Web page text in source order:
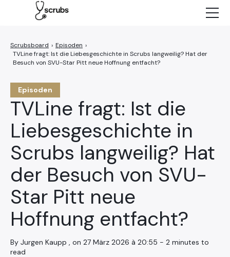
Episoden
TVLine fragt: Ist die
Liebesgeschichte in
Scrubs langweilig? Hat
der Besuch von SVU-
Star Pitt neue
Hoffnung entfacht?
By Jurgen Kaupp , on 27 März 2026 à 20:55 - 2 minutes to
read
› Episoden ›
TVLine fragt: Ist die Liebesgeschichte in Scrubs langweilig? Hat der
Besuch von SVU-Star Pitt neue Hoffnung entfacht?
Episoden